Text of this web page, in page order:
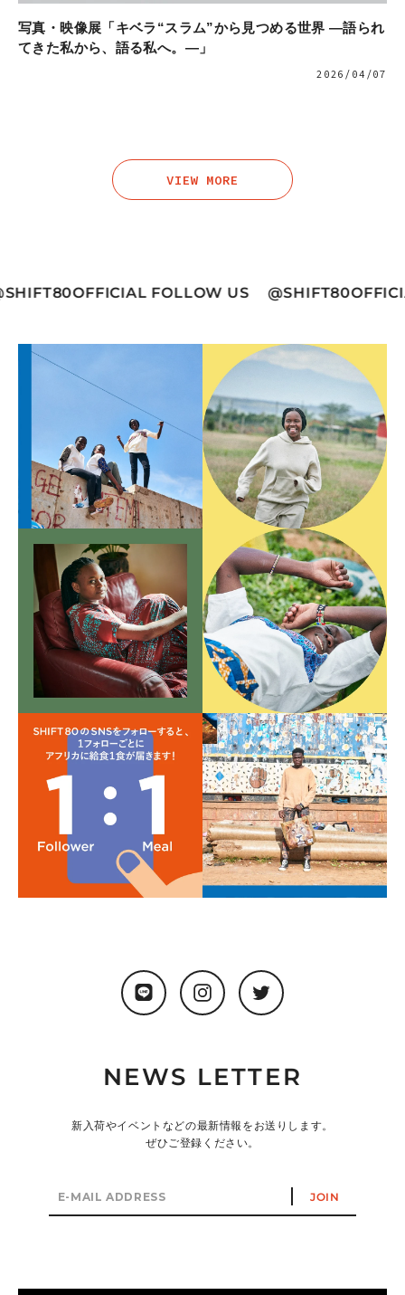
写真・映像展「キベラ“スラム”から見つめる世界 ―語られ
てきた私から、語る私へ。―」
2026/04/07
VIEW MORE
FOLLOW US @SHIFT80OFFICIAL FOLLOW
LINE InstagramTwitter
NEWS LETTER
新入荷やイベントなどの最新情報をお送りします。
ぜひご登録ください。
address
JOIN